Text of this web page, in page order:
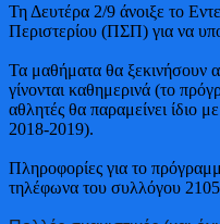
Τη Δευτέρα 2/9 άνοιξε το
Περιστερίου (ΠΣΠ) για να
Τα μαθήματα θα ξεκινήσουν
γίνονται καθημερινά (το
αθλητές θα παραμείνει ίδιο
2018-2019).
Πληροφορίες για το
τηλέφωνα του συλλόγου